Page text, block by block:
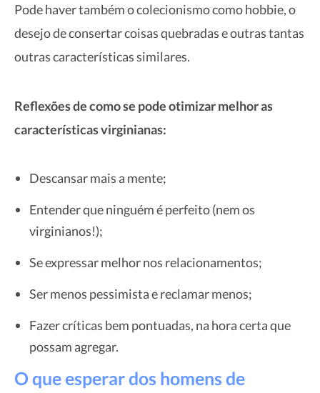
Pode haver também o colecionismo como hobbie, o
desejo de consertar coisas quebradas e outras tantas
outras características similares.
Reflexões de como se pode otimizar melhor as
características virginianas:
Descansar mais a mente;
Entender que ninguém é perfeito (nem os
virginianos!);
Se expressar melhor nos relacionamentos;
Ser menos pessimista e reclamar menos;
Fazer críticas bem pontuadas, na hora certa que
possam agregar.
O que esperar dos homens de